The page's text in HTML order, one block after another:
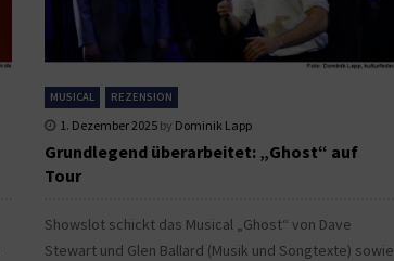
MUSICAL REZENSION
1. Dezember 2025 by Dominik Lapp
Grundlegend überarbeitet: „Ghost“ auf
Tour
Showslot schickt das Musical „Ghost“ von Dave
Stewart und Glen Ballard (Musik und Songtexte) sowie